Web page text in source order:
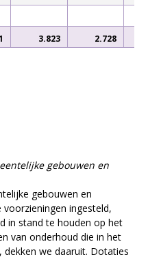
3.823 2.728
gebouwen en
gebouwen en
ingesteld,
in stand te houden op het
van onderhoud die in het
we daaruit. Dotaties